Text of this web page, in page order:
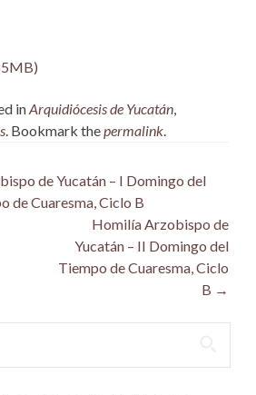
inArquidiócesis de Yucatán
. Bookmark the permalink
de Yucatán – I Domingo del
de Cuaresma, Ciclo B
Homilía Arzobispo de
Yucatán – II Domingo del
Tiempo de Cuaresma, Ciclo
B →